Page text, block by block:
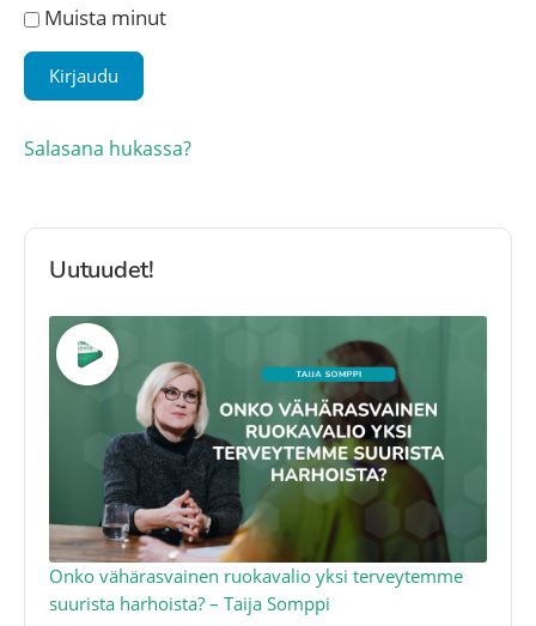
Muista minut
Salasana hukassa?
Uutuudet!
Onko vähärasvainen ruokavalio yksi terveytemme
suurista harhoista? – Taija Somppi